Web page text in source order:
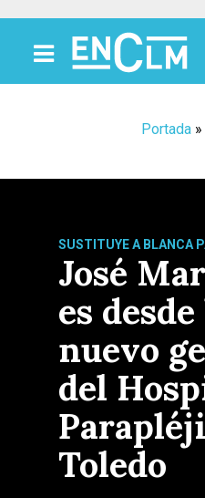
Portada»
SUSTITUYE A BLANCA
José
es
nuevo
del
Toledo